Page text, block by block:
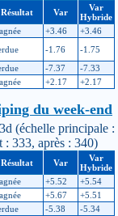
Résultat Var
Var
Hybride
+3.46
+3.46
-1.76
-1.75
-7.37
-7.33
+2.17 +2.17
du week-end
(échelle principale :
: 333, après : 340)
Résultat Var
Var
Hybride
+5.52
+5.54
+5.67
+5.51
-5.38
-5.34